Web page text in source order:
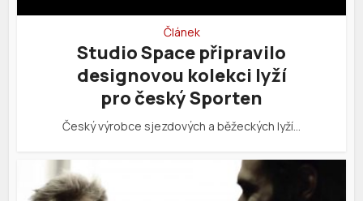
Článek
Studio Space připravilo
designovou kolekci lyží
pro český Sporten
Český výrobce sjezdových a běžeckých lyží…